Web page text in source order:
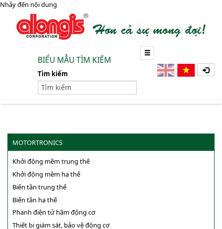
Nhảy đến nội dung
BIỂU MẪU TÌM KIẾM
Tìm kiếm
MOTORTRONICS
Khởi động mềm trung thế
Khởi động mềm hạ thế
Biến tần trung thế
Biến tần hạ thế
Phanh điện tử hãm động cơ
Thiết bị giám sát, bảo vệ động cơ